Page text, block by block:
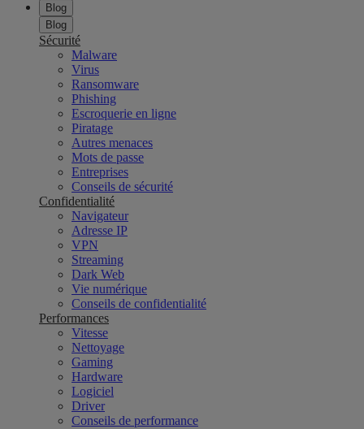
Blog
Blog
Sécurité
Malware
Virus
Ransomware
Phishing
Escroquerie en ligne
Piratage
Autres menaces
Mots de passe
Entreprises
Conseils de sécurité
Confidentialité
Navigateur
Adresse IP
VPN
Streaming
Dark Web
Vie numérique
Conseils de confidentialité
Performances
Vitesse
Nettoyage
Gaming
Hardware
Logiciel
Driver
Conseils de performance